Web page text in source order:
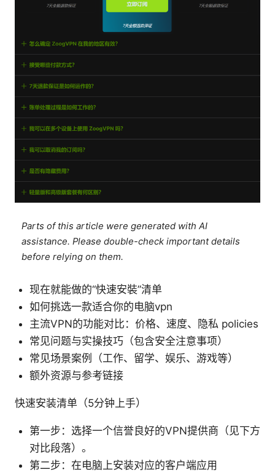
Parts of this article were generated with AI
assistance. Please double-check important details
before relying on them.
现在就能做的“快速安裝”清单
如何挑选一款适合你的电脑vpn
主流VPN的功能对比：价格、速度、隐私 policies
常见问题与实操技巧（包含安全注意事项）
常见场景案例（工作、留学、娱乐、游戏等）
额外资源与参考链接
快速安装清单（5分钟上手）
第一步：选择一个信誉良好的VPN提供商（见下方
对比段落）。
第二步：在电脑上安装对应的客户端应用